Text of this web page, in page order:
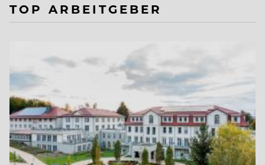
TOP ARBEITGEBER